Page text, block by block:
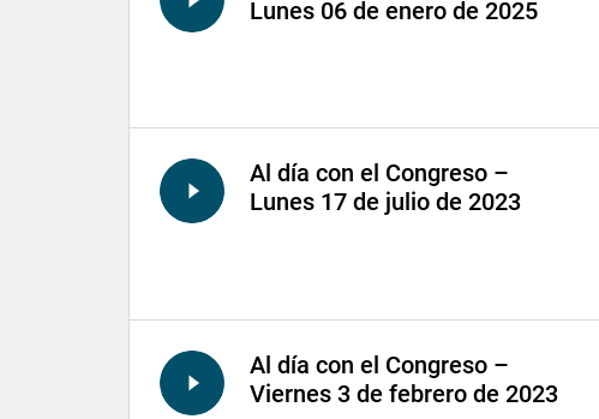
Lunes 06 de enero de 2025
Al día con el Congreso –
Lunes 17 de julio de 2023
Al día con el Congreso –
Viernes 3 de febrero de 2023